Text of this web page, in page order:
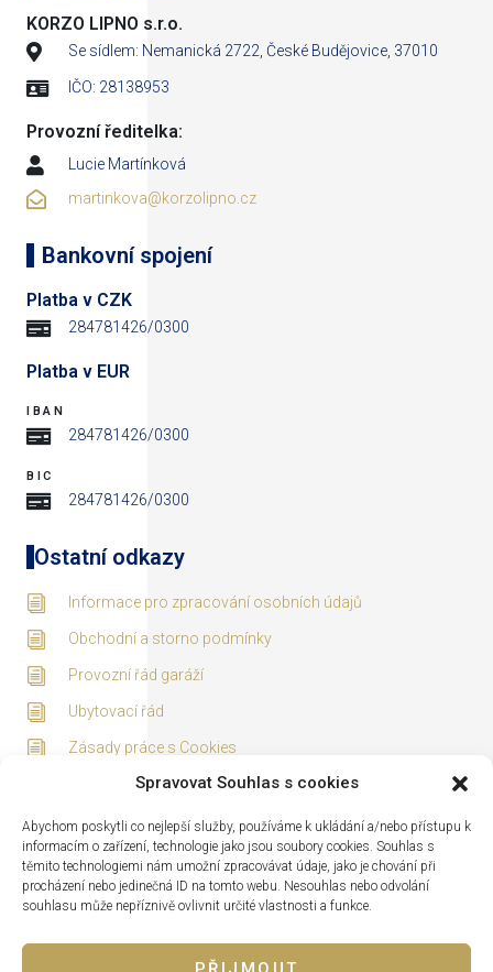
Spravovat Souhlas s cookies
Abychom poskytli co nejlepší služby, používáme k ukládání a/nebo přístupu k
informacím o zařízení, technologie jako jsou soubory cookies. Souhlas s
těmito technologiemi nám umožní zpracovávat údaje, jako je chování při
procházení nebo jedinečná ID na tomto webu. Nesouhlas nebo odvolání
souhlasu může nepříznivě ovlivnit určité vlastnosti a funkce.
KORZO LIPNO s.r.o.
Se sídlem: Nemanická 2722, České Budějovice, 37010
IČO: 28138953
Provozní ředitelka:
Lucie Martínková
martinkova@korzolipno.cz
Bankovní spojení
Platba v CZK
284781426/0300
Platba v EUR
IBAN
284781426/0300
BIC
284781426/0300
Ostatní odkazy
Informace pro zpracování osobních údajů
Obchodní a storno podmínky
Provozní řád garáží
Ubytovací řád
Zásady práce s Cookies